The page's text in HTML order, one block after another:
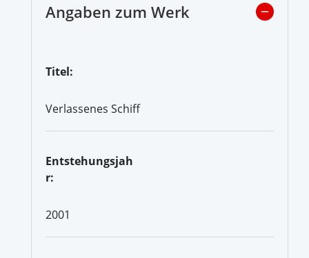
Angaben zum Werk
Titel:
Verlassenes Schiff
Entstehungsjah
r:
2001